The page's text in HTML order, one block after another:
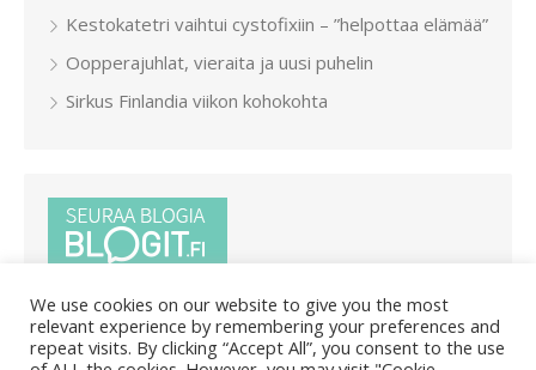
Kestokatetri vaihtui cystofixiin – ”helpottaa elämää”
Oopperajuhlat, vieraita ja uusi puhelin
Sirkus Finlandia viikon kohokohta
We use cookies on our website to give you the most
relevant experience by remembering your preferences and
repeat visits. By clicking “Accept All”, you consent to the use